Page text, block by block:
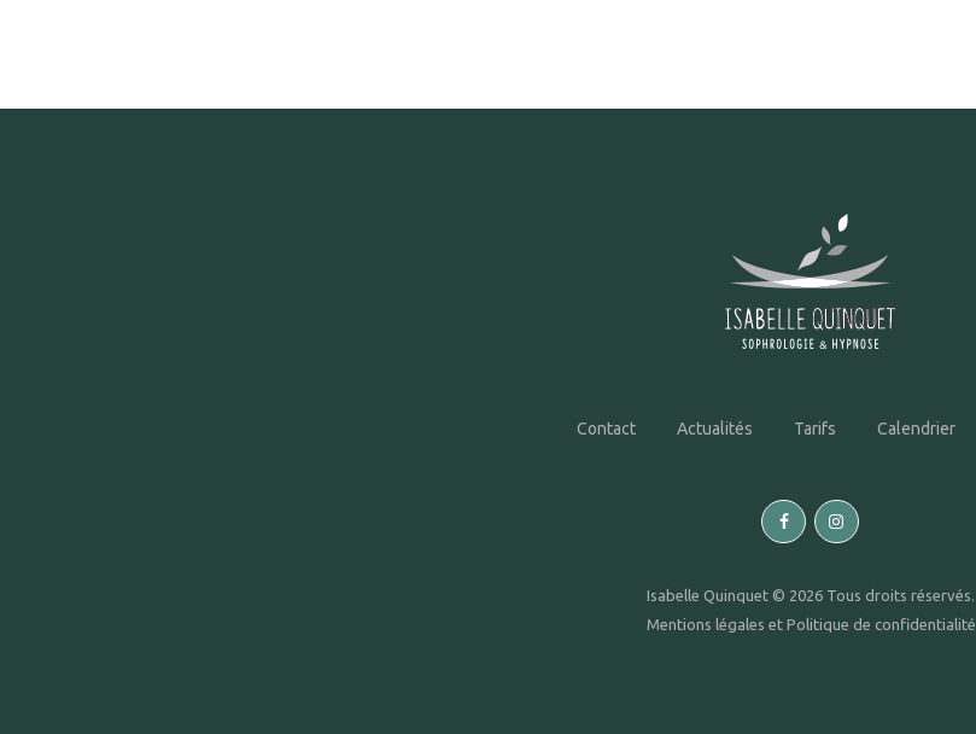
Contact Actualités Tarifs Calendrier
Isabelle Quinquet © 2026 Tous droits réservés.
Mentions légales et Politique de confidentialité